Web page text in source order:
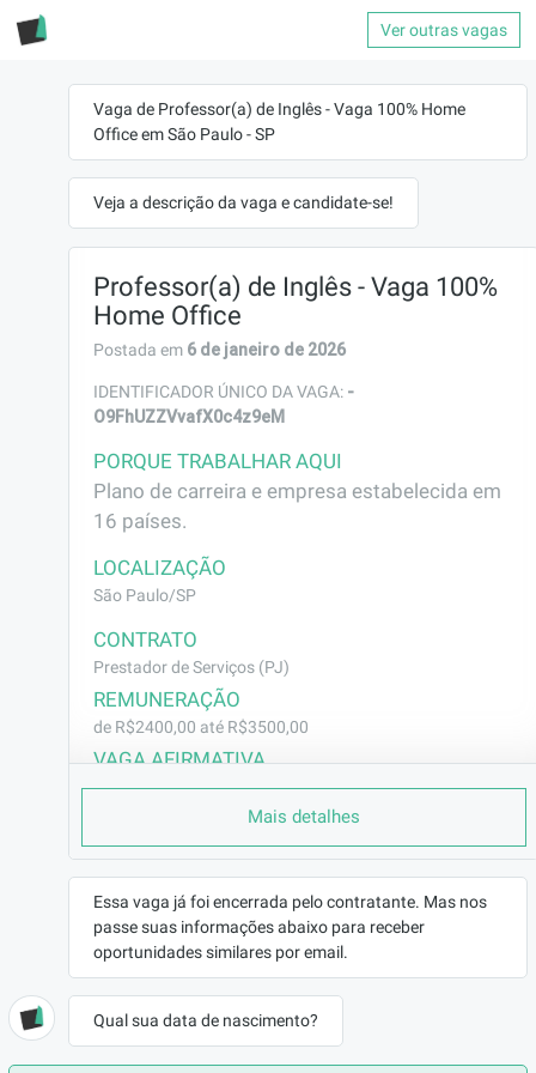
Ver outras vagas
Vaga de Professor(a) de Inglês - Vaga 100% Home
Office em São Paulo - SP
Veja a descrição da vaga e candidate-se!
Professor(a) de Inglês - Vaga 100%
Home Office
Postada em 6 de janeiro de 2026
IDENTIFICADOR ÚNICO DA VAGA: -
O9FhUZZVvafX0c4z9eM
PORQUE TRABALHAR AQUI
Plano de carreira e empresa estabelecida em
16 países.
LOCALIZAÇÃO
São Paulo/SP
CONTRATO
Prestador de Serviços (PJ)
REMUNERAÇÃO
de R$2400,00 até R$3500,00
VAGA AFIRMATIVA
Não
RAMO DE ATUAÇÃO
Educação
BENEFÍCIOS
DESCRIÇÃO
Estamos em busca de um(a) Professor(a) de
Inglês para atuar 100% home-office
Disponibilidade para o período manhã ou
Mais detalhes
Essa vaga já foi encerrada pelo contratante. Mas nos
passe suas informações abaixo para receber
oportunidades similares por email.
Qual sua data de nascimento?